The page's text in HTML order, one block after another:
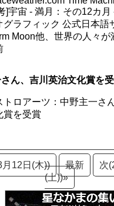
]宇宙 - 満月：その12カ
グラフィック 公式日本語
Moon他、世界の人々が
ん、吉川英治文化賞を
トロアーツ：中野主一さ
賞を受賞
12日(木)) 最新
次
(土))»